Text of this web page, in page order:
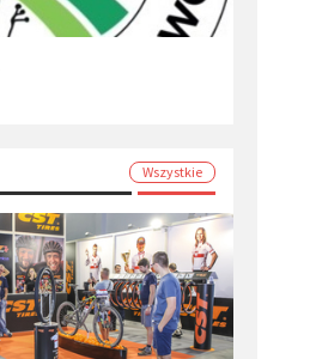
Wszystkie